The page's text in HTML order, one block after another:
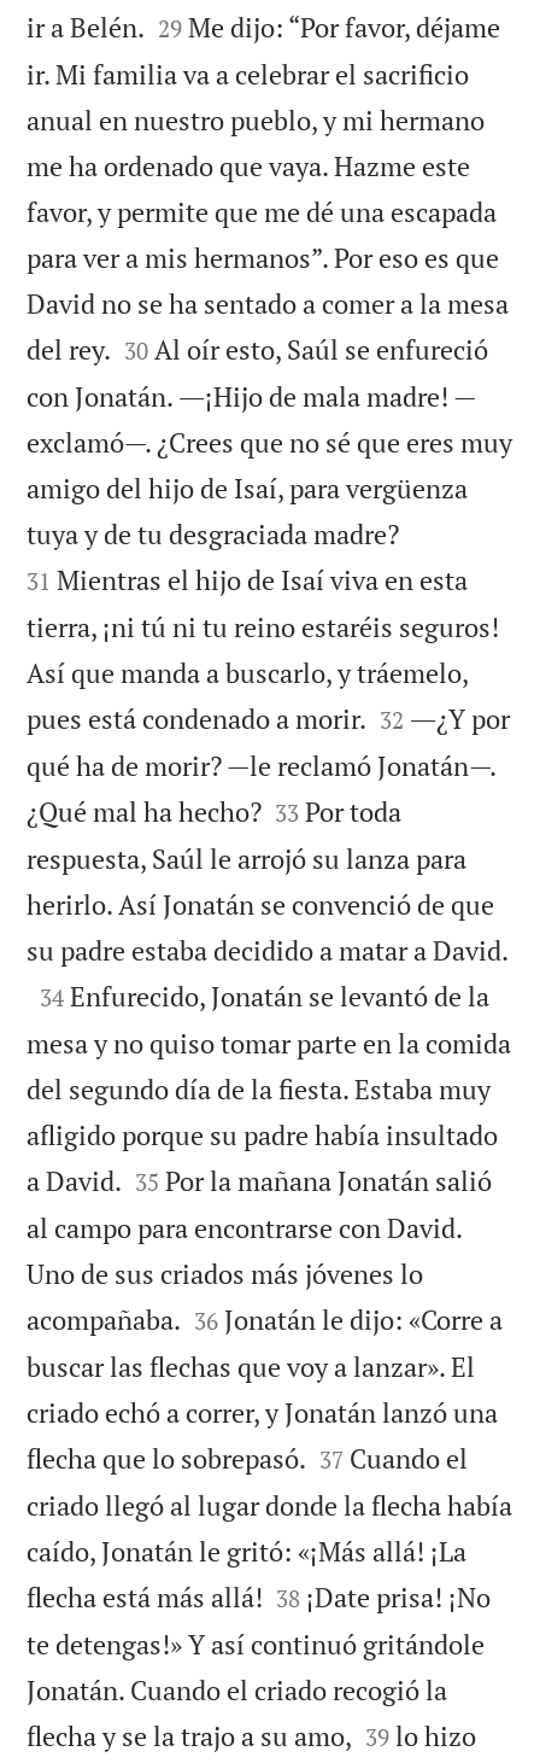
ir a Belén. 

29 Me dijo: “Por favor, déjame
ir. Mi familia va a celebrar el sacrificio
anual en nuestro pueblo, y mi hermano
me ha ordenado que vaya. Hazme este
favor, y permite que me dé una escapada
para ver a mis hermanos”. Por eso es que
David no se ha sentado a comer a la mesa
del rey. 

30 Al oír esto, Saúl se enfureció
con Jonatán. ―¡Hijo de mala madre! —
exclamó—. ¿Crees que no sé que eres muy
amigo del hijo de Isaí, para vergüenza
tuya y de tu desgraciada madre?
31 Mientras el hijo de Isaí viva en esta
tierra, ¡ni tú ni tu reino estaréis seguros!
Así que manda a buscarlo, y tráemelo,
pues está condenado a morir. 

32 ―¿Y por
qué ha de morir? —le reclamó Jonatán—.
¿Qué mal ha hecho?
33 Por toda
respuesta, Saúl le arrojó su lanza para
herirlo. Así Jonatán se convenció de que
su padre estaba decidido a matar a David.

34 Enfurecido, Jonatán se levantó de la
mesa y no quiso tomar parte en la comida
del segundo día de la fiesta. Estaba muy
afligido porque su padre había insultado
a David. 

35 Por la mañana Jonatán salió
al campo para encontrarse con David.
Uno de sus criados más jóvenes lo
acompañaba. 

36 Jonatán le dijo: «Corre a
buscar las flechas que voy a lanzar». El
criado echó a correr, y Jonatán lanzó una
flecha que lo sobrepasó. 

37 Cuando el
criado llegó al lugar donde la flecha había
caído, Jonatán le gritó: «¡Más allá! ¡La
flecha está más allá! 

38 ¡Date prisa! ¡No
te detengas!» Y así continuó gritándole
Jonatán. Cuando el criado recogió la
flecha y se la trajo a su amo, 

39 lo hizo